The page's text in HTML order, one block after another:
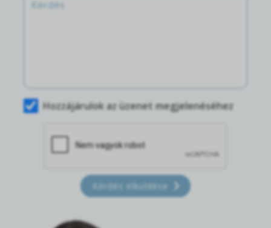
Hozzájárulok az üzenet megjelenéséhez
Kérdés elküldése